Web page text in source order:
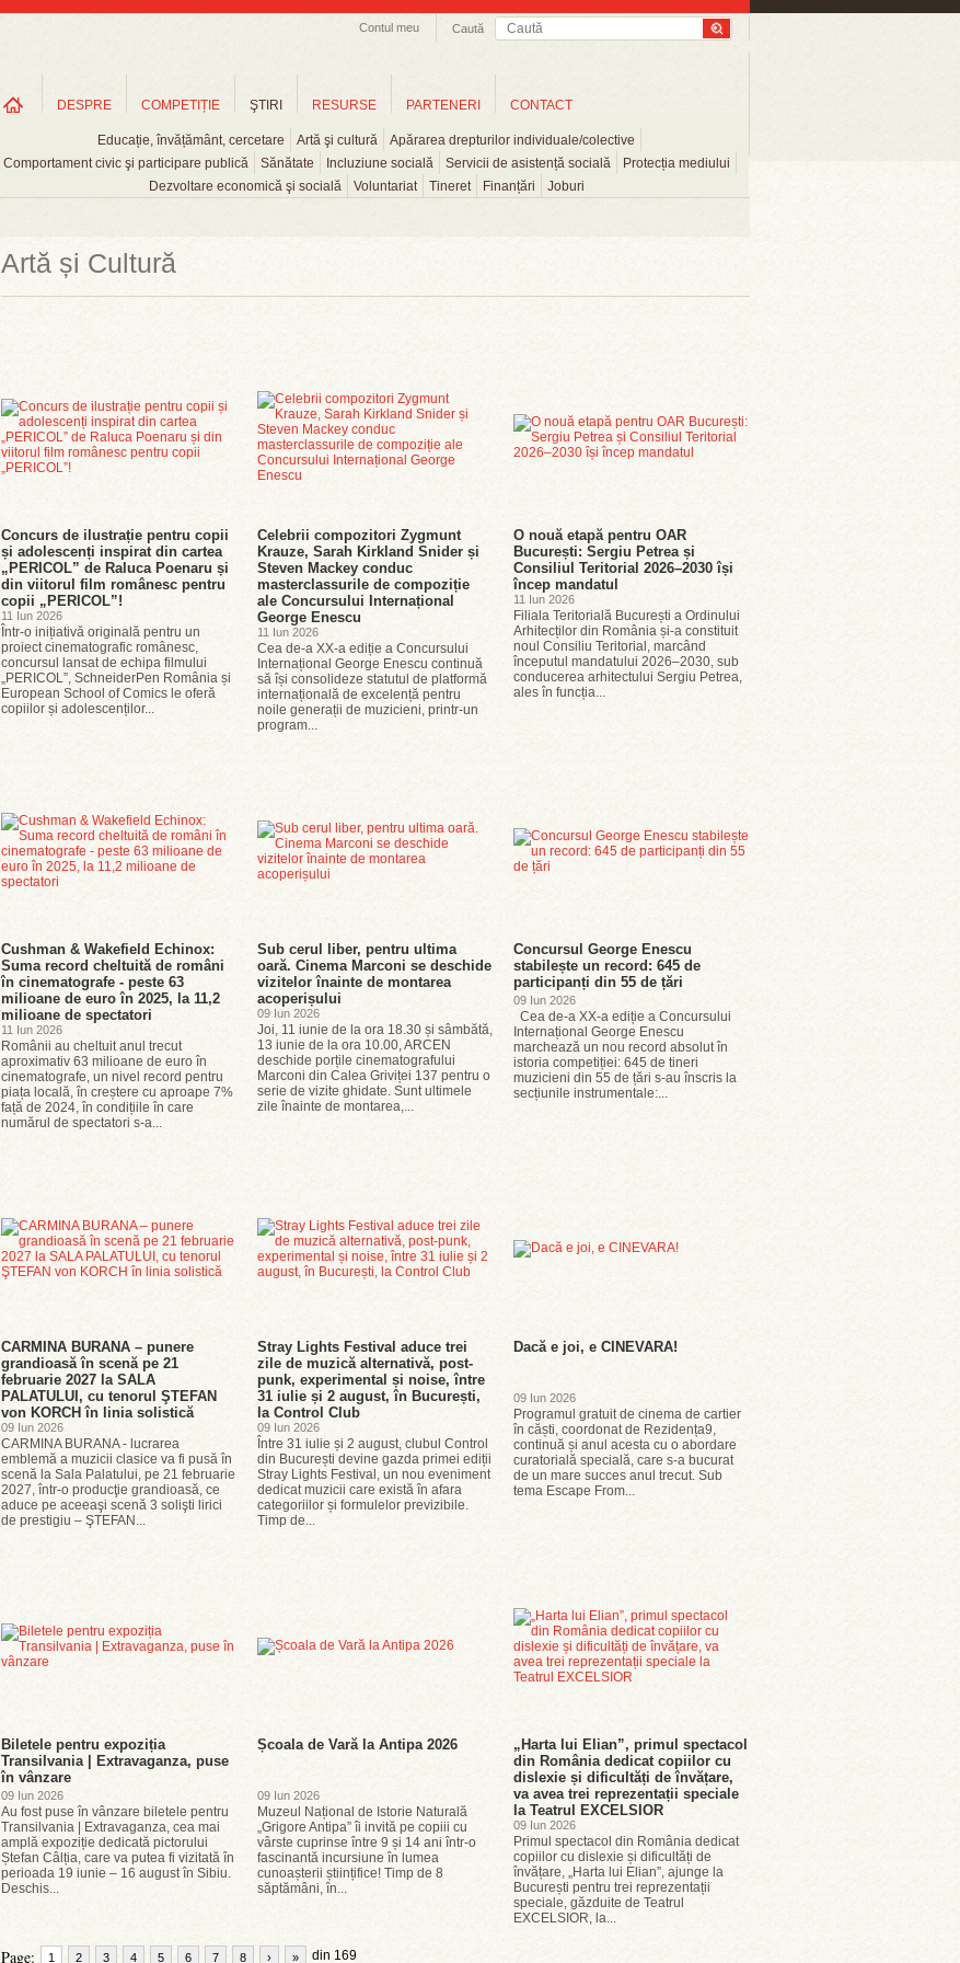
Caută
Contul meu
DESPRE COMPETIȚIE ŞTIRI
Educație, învățământ, cercetare Artă şi cultură
Apărarea drepturilor individuale/colective
Comportament civic şi participare publică
Sănătate Incluziune socială Servicii de asistență socială
Protecția mediului
Dezvoltare economică şi socială
Voluntariat Tineret Finanțări Joburi
RESURSE PARTENERI CONTACT
Artă și Cultură
Concurs de ilustrație pentru copii
și adolescenți inspirat din cartea
„PERICOL” de Raluca Poenaru și
din viitorul film românesc pentru
copii „PERICOL”!
11 Iun 2026
Într-o inițiativă originală pentru un
proiect cinematografic românesc,
concursul lansat de echipa filmului
„PERICOL”, SchneiderPen România și
European School of Comics le oferă
copiilor și adolescenților...
Celebrii compozitori Zygmunt
Krauze, Sarah Kirkland Snider și
Steven Mackey conduc
masterclassurile de compoziție
ale Concursului Internațional
George Enescu
11 Iun 2026
Cea de-a XX-a ediție a Concursului
Internațional George Enescu continuă
să își consolideze statutul de platformă
internațională de excelență pentru
noile generații de muzicieni, printr-un
program...
O nouă etapă pentru OAR
București: Sergiu Petrea și
Consiliul Teritorial 2026–2030 își
încep mandatul
11 Iun 2026
Filiala Teritorială București a Ordinului
Arhitecților din România și-a constituit
noul Consiliu Teritorial, marcând
începutul mandatului 2026–2030, sub
conducerea arhitectului Sergiu Petrea,
ales în funcția...
Cushman & Wakefield Echinox:
Suma record cheltuită de români
în cinematografe - peste 63
milioane de euro în 2025, la 11,2
milioane de spectatori
11 Iun 2026
Românii au cheltuit anul trecut
aproximativ 63 milioane de euro în
cinematografe, un nivel record pentru
piața locală, în creștere cu aproape 7%
față de 2024, în condițiile în care
numărul de spectatori s-a...
Sub cerul liber, pentru ultima
oară. Cinema Marconi se deschide
vizitelor înainte de montarea
acoperișului
09 Iun 2026
Joi, 11 iunie de la ora 18.30 și sâmbătă,
13 iunie de la ora 10.00, ARCEN
deschide porțile cinematografului
Marconi din Calea Griviței 137 pentru o
serie de vizite ghidate. Sunt ultimele
zile înainte de montarea,...
Concursul George Enescu
stabilește un record: 645 de
participanți din 55 de țări
09 Iun 2026
Cea de-a XX-a ediție a Concursului
Internațional George Enescu
marchează un nou record absolut în
istoria competiției: 645 de tineri
muzicieni din 55 de țări s-au înscris la
secțiunile instrumentale:...
CARMINA BURANA – punere
grandioasă în scenă pe 21
februarie 2027 la SALA
PALATULUI, cu tenorul ŞTEFAN
von KORCH în linia solistică
09 Iun 2026
CARMINA BURANA - lucrarea
emblemă a muzicii clasice va fi pusă în
scenă la Sala Palatului, pe 21 februarie
2027, într-o producţie grandioasă, ce
aduce pe aceeaşi scenă 3 solişti lirici
de prestigiu – ŞTEFAN...
Stray Lights Festival aduce trei
zile de muzică alternativă, post-
punk, experimental și noise, între
31 iulie și 2 august, în București,
la Control Club
09 Iun 2026
Între 31 iulie și 2 august, clubul Control
din București devine gazda primei ediții
Stray Lights Festival, un nou eveniment
dedicat muzicii care există în afara
categoriilor și formulelor previzibile.
Timp de...
Dacă e joi, e CINEVARA!
09 Iun 2026
Programul gratuit de cinema de cartier
în căști, coordonat de Rezidența9,
continuă și anul acesta cu o abordare
curatorială specială, care s-a bucurat
de un mare succes anul trecut. Sub
tema Escape From...
Biletele pentru expoziția
Transilvania | Extravaganza, puse
în vânzare
09 Iun 2026
Au fost puse în vânzare biletele pentru
Transilvania | Extravaganza, cea mai
amplă expoziție dedicată pictorului
Ștefan Câlția, care va putea fi vizitată în
perioada 19 iunie – 16 august în Sibiu.
Deschis...
Școala de Vară la Antipa 2026
09 Iun 2026
Muzeul Național de Istorie Naturală
„Grigore Antipa” îi invită pe copiii cu
vârste cuprinse între 9 și 14 ani într-o
fascinantă incursiune în lumea
cunoașterii științifice! Timp de 8
săptămâni, în...
„Harta lui Elian”, primul spectacol
din România dedicat copiilor cu
dislexie și dificultăți de învățare,
va avea trei reprezentații speciale
la Teatrul EXCELSIOR
09 Iun 2026
Primul spectacol din România dedicat
copiilor cu dislexie și dificultăți de
învățare, „Harta lui Elian”, ajunge la
București pentru trei reprezentații
speciale, găzduite de Teatrul
EXCELSIOR, la...
Page: 1 2 3 4 5 6 7 8 din 169
› »